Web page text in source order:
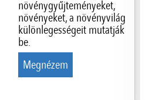
növénygyűjteményeket,
növényeket, a növényvilág
különlegességeit mutatják
be.
Megnézem